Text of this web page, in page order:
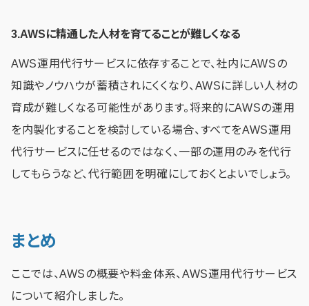
3.AWSに精通した人材を育てることが難しくなる
AWS運用代行サービスに依存することで、社内にAWSの
知識やノウハウが蓄積されにくくなり、AWSに詳しい人材の
育成が難しくなる可能性があります。将来的にAWSの運用
を内製化することを検討している場合、すべてをAWS運用
代行サービスに任せるのではなく、一部の運用のみを代行
してもらうなど、代行範囲を明確にしておくとよいでしょう。
まとめ
ここでは、AWSの概要や料金体系、AWS運用代行サービス
について紹介しました。